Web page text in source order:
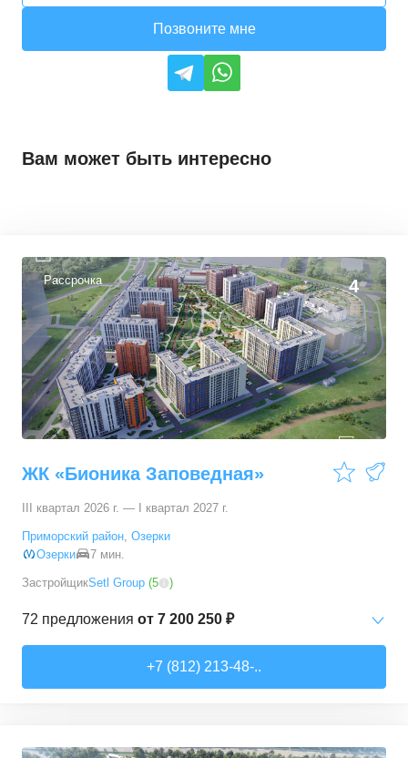
Позвоните мне
Вам может быть интересно
Рассрочка 4
ЖК «Бионика Заповедная»
III квартал 2026 г. — I квартал 2027 г.
Приморский район, Озерки
Озерки
7 мин.
ЗастройщикSetl Group (5 )
72 предложения от 7 200 250 ₽
29,85–36,84м² 34 предложения
+7 (812) 213-48-..